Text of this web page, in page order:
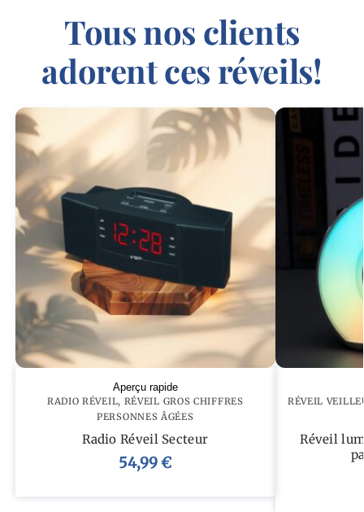
Tous nos clients
adorent ces réveils!
Aperçu rapide
RADIO RÉVEIL, RÉVEIL GROS CHIFFRES
PERSONNES ÂGÉES
Radio Réveil Secteur
54,99€
RÉVEIL
Réveil